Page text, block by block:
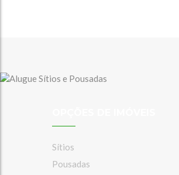
Sítios
Pousadas